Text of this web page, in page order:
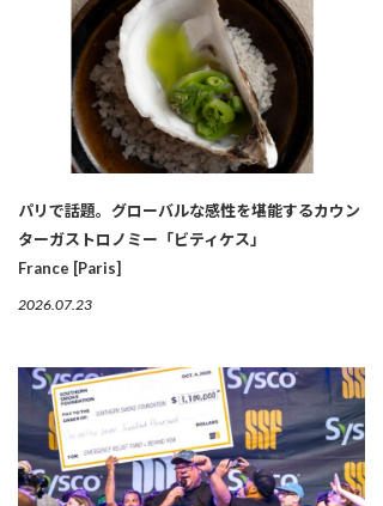
パリで話題。グローバルな感性を堪能するカウン
ターガストロノミー「ビティケス」
France [Paris]
2026.07.23